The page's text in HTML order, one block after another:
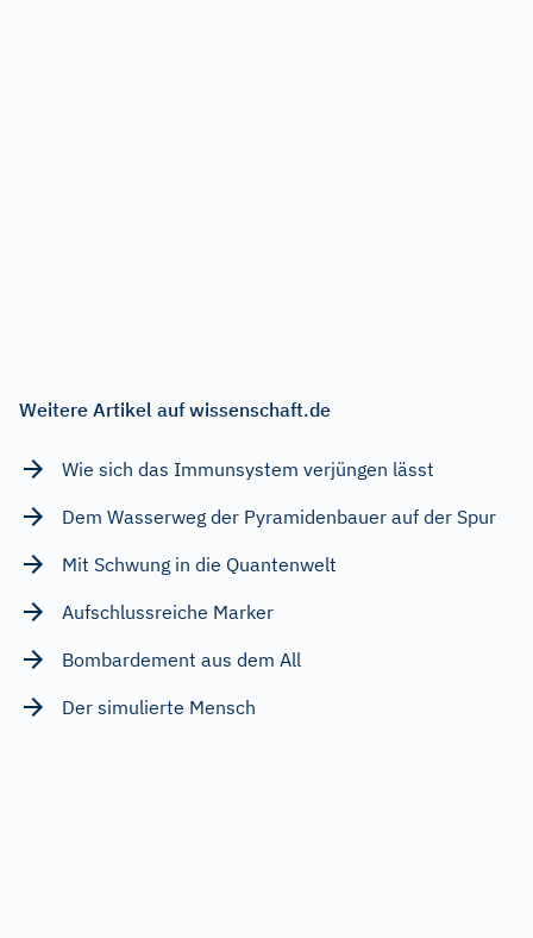
Weitere Artikel auf wissenschaft.de
Wie sich das Immunsystem verjüngen lässt
Dem Wasserweg der Pyramidenbauer auf der Spur
Mit Schwung in die Quantenwelt
Aufschlussreiche Marker
Bombardement aus dem All
Der simulierte Mensch